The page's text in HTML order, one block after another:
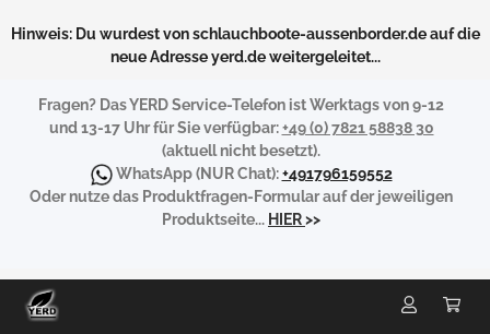
Hinweis: Du wurdest von schlauchboote-aussenborder.de auf die
neue Adresse yerd.de weitergeleitet...
Fragen? Das YERD Service-Telefon ist Werktags von 9-12
und 13-17 Uhr für Sie verfügbar:+49 (0) 7821 58838 30
(aktuell nicht besetzt).
WhatsApp(NUR Chat):+491796159552
Oder nutze das Produktfragen-Formular auf der jeweiligen
Produktseite... HIER>>